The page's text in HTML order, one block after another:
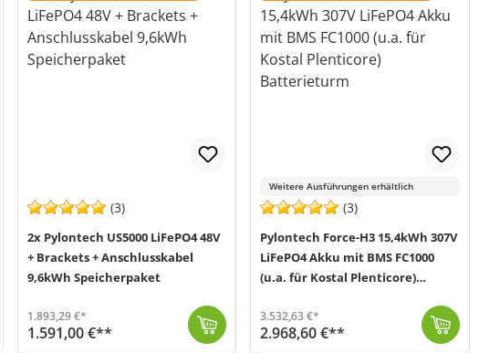
(3)
2x Pylontech US5000 LiFePO4 48V
+ Brackets + Anschlusskabel
9,6kWh Speicherpaket
1.893,29 €*
1.591,00 €**
Weitere Ausführungen erhältlich
(3)
Pylontech Force-H3 15,4kWh 307V
LiFePO4 Akku mit BMS FC1000
(u.a. für Kostal Plenticore)
3.532,63 €*
2.968,60 €**